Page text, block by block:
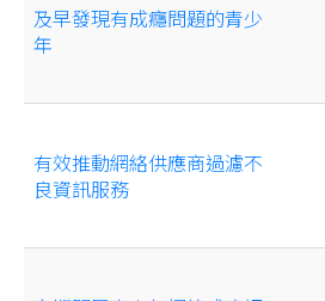
及早發現有成癮問題的青少
年
有效推動網絡供應商過濾不
良資訊服務